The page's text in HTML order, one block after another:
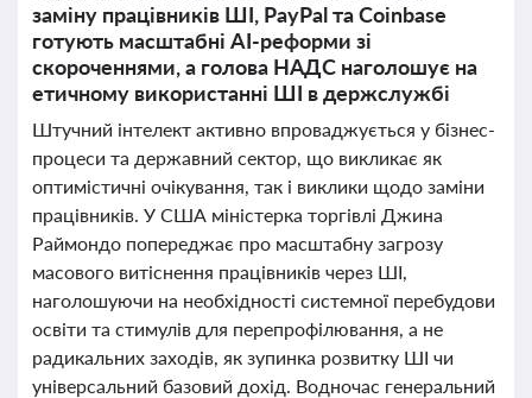
заміну працівників ШІ, PayPal та Coinbase
готують масштабні AI-реформи зі
скороченнями, а голова НАДС наголошує на
етичному використанні ШІ в держслужбі
Штучний інтелект активно впроваджується у бізнес-
процеси та державний сектор, що викликає як
оптимістичні очікування, так і виклики щодо заміни
працівників. У США міністерка торгівлі Джина
Раймондо попереджає про масштабну загрозу
масового витіснення працівників через ШІ,
наголошуючи на необхідності системної перебудови
освіти та стимулів для перепрофілювання, а не
радикальних заходів, як зупинка розвитку ШІ чи
універсальний базовий дохід. Водночас генеральний